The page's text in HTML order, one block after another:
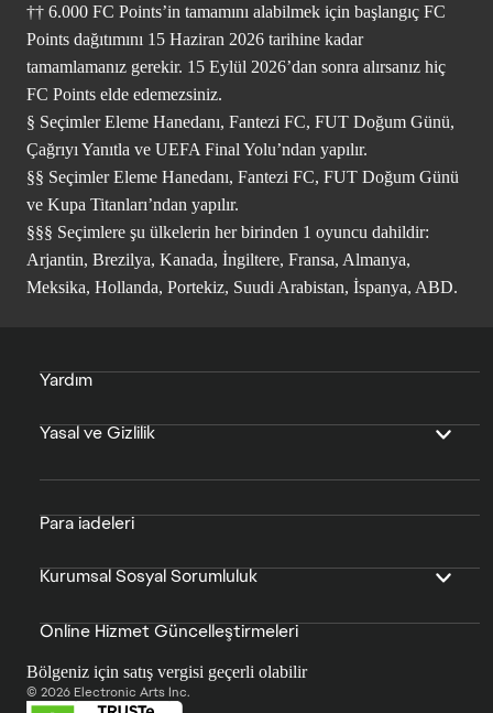
†† 6.000 FC Points’in tamamını alabilmek için başlangıç FC
Points dağıtımını 15 Haziran 2026 tarihine kadar
tamamlamanız gerekir. 15 Eylül 2026’dan sonra alırsanız hiç
FC Points elde edemezsiniz.
§ Seçimler Eleme Hanedanı, Fantezi FC, FUT Doğum Günü,
Çağrıyı Yanıtla ve UEFA Final Yolu’ndan yapılır.
§§ Seçimler Eleme Hanedanı, Fantezi FC, FUT Doğum Günü
ve Kupa Titanları’ndan yapılır.
§§§ Seçimlere şu ülkelerin her birinden 1 oyuncu dahildir:
Arjantin, Brezilya, Kanada, İngiltere, Fransa, Almanya,
Meksika, Hollanda, Portekiz, Suudi Arabistan, İspanya, ABD.
Yardım
Yasal ve Gizlilik
Para iadeleri
Kurumsal Sosyal Sorumluluk
Online Hizmet Güncelleştirmeleri
Bölgeniz için satış vergisi geçerli olabilir
© 2026 Electronic Arts Inc.